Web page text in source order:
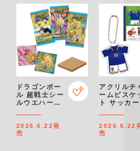
ドラゴンボー
ル 超戦士シー
ルウエハース
2026.6.22発
売
アクリルチ
ームビスケ
ト サッカー
2026.6.22
売